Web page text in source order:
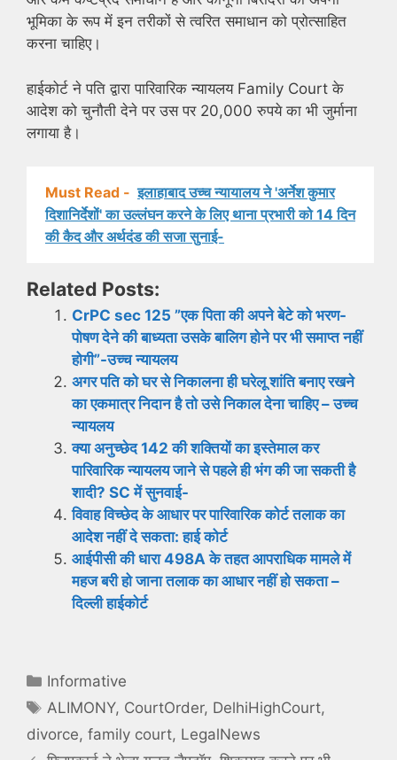
भूमिका के रूप में इन तरीकों से त्वरित समाधान को प्रोत्साहित
करना चाहिए।
हाईकोर्ट ने पति द्वारा पारिवारिक न्यायलय Family Court के
आदेश को चुनौती देने पर उस पर 20,000 रुपये का भी जुर्माना
लगाया है।
Must Read - इलाहाबाद उच्च न्यायालय ने 'अर्नेश कुमार
दिशानिर्देशों' का उल्लंघन करने के लिए थाना प्रभारी को 14 दिन
की कैद और अर्थदंड की सजा सुनाई-
Related Posts:
CrPC sec 125 ”एक पिता की अपने बेटे को भरण-
पोषण देने की बाध्यता उसके बालिग होने पर भी समाप्त नहीं
होगी”-उच्च न्यायलय
अगर पति को घर से निकालना ही घरेलू शांति बनाए रखने
का एकमात्र निदान है तो उसे निकाल देना चाहिए – उच्च
न्यायलय
क्या अनुच्छेद 142 की शक्तियों का इस्तेमाल कर
पारिवारिक न्यायलय जाने से पहले ही भंग की जा सकती है
शादी? SC में सुनवाई-
विवाह विच्छेद के आधार पर पारिवारिक कोर्ट तलाक का
आदेश नहीं दे सकता: हाई कोर्ट
आईपीसी की धारा 498A के तहत आपराधिक मामले में
महज बरी हो जाना तलाक का आधार नहीं हो सकता –
दिल्ली हाईकोर्ट
Categories
Informative
Tags
ALIMONY, CourtOrder, DelhiHighCourt,
divorce, family court, LegalNews